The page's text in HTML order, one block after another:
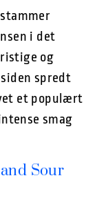
i det
og
spredt
et populært
smag
Sour